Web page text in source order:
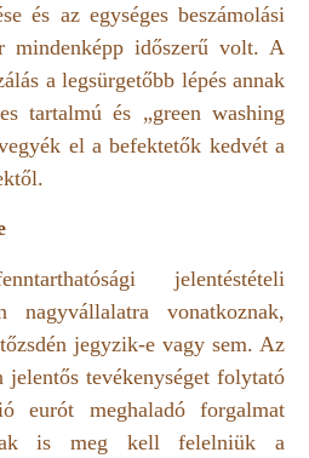
és az egységes beszámolási
mindenképp időszerű volt. A
a legsürgetőbb lépés annak
tartalmú és „green washing
el a befektetők kedvét a
jelentéstételi
nagyvállalatra vonatkoznak,
jegyzik-e vagy sem. Az
tevékenységet folytató
eurót meghaladó forgalmat
is meg kell felelniük a